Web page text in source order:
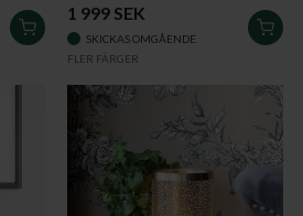
LÄGG
I
VARUKORGEN
1 999 SEK
I
SKICKAS OMGÅENDE
FLER FÄRGER